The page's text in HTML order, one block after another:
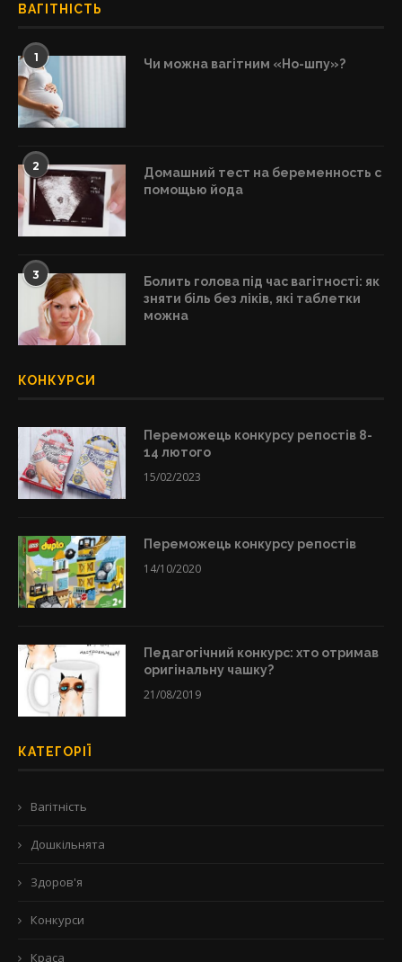
ВАГІТНІСТЬ
1 Чи можна вагітним «Но-шпу»?
2
Домашний тест на беременность с
помощью йода
3
Болить голова під час вагітності: як
зняти біль без ліків, які таблетки
можна
КОНКУРСИ
Переможець конкурсу репостів 8-
14 лютого
15/02/2023
Переможець конкурсу репостів
14/10/2020
Педагогічний конкурс: хто отримав
оригінальну чашку?
21/08/2019
КАТЕГОРІЇ
Вагітність
Дошкільнята
Здоров'я
Конкурси
Краса